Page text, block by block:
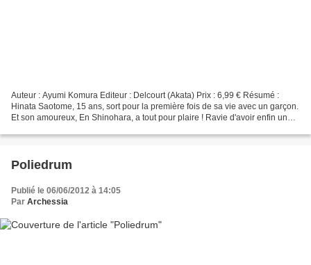
Auteur : Ayumi Komura Editeur : Delcourt (Akata) Prix : 6,99 € Résumé :
Hinata Saotome, 15 ans, sort pour la première fois de sa vie avec un garçon.
Et son amoureux, En Shinohara, a tout pour plaire ! Ravie d'avoir enfin un
Poliedrum
Publié le 06/06/2012 à 14:05
Par Archessia